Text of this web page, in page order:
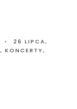
•
26 LIPCA,
, KONCERTY,